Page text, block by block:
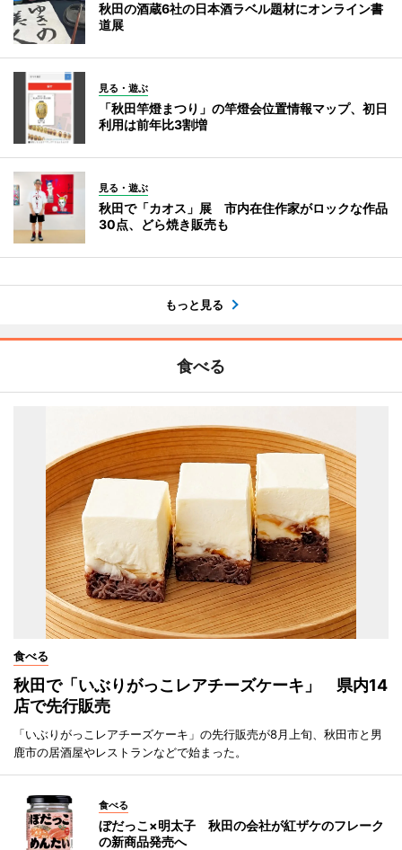
秋田の酒蔵6社の日本酒ラベル題材にオンライン書
道展
見る・遊ぶ
「秋田竿燈まつり」の竿燈会位置情報マップ、初日
利用は前年比3割増
見る・遊ぶ
秋田で「カオス」展 市内在住作家がロックな作品
30点、どら焼き販売も
もっと見る
食べる
食べる
秋田で「いぶりがっこレアチーズケーキ」 県内14
店で先行販売
「いぶりがっこレアチーズケーキ」の先行販売が8月上旬、秋田市と男
鹿市の居酒屋やレストランなどで始まった。
食べる
ぼだっこ×明太子 秋田の会社が紅ザケのフレーク
の新商品発売へ